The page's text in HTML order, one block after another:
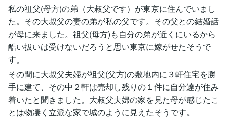
私の祖父(母方)の弟（大叔父です）が東京に住んでいまし
た。その大叔父の妻の弟が私の父です。その父との結婚話
が母に来ました。祖父(母方)も自分の弟が近くにいるから
酷い扱いは受けないだろうと思い東京に嫁がせたそうで
す。
その間に大叔父夫婦が祖父(父方)の敷地内に３軒住宅を勝
手に建て、その中２軒は売却し残りの１件に自分達が住み
着いたと聞きました。大叔父夫婦の家を見た母が感じたこ
とは物凄く立派な家で城のように見えたそうです。